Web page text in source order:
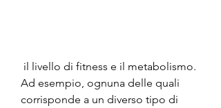
Ad esempio, ognuna delle quali
corrisponde a un diverso tipo di